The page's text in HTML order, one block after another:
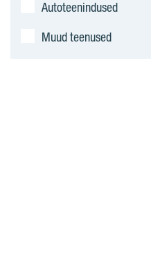
Autoteenindused
Muud teenused